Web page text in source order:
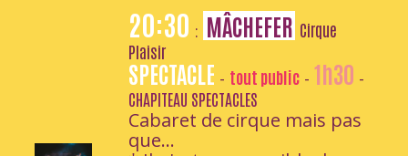
20:30 : MÂCHEFER Cirque
Plaisir
SPECTACLE - tout public- 1h30 -
CHAPITEAU SPECTACLES
Cabaret de cirque mais pas
que...